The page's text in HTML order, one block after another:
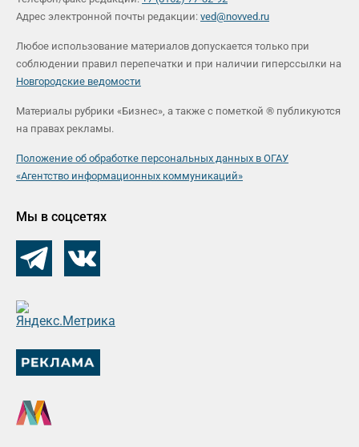
Адрес электронной почты редакции: ved@novved.ru
Любое использование материалов допускается только при
соблюдении правил перепечатки и при наличии гиперссылки на
Новгородские ведомости
Материалы рубрики «Бизнес», а также с пометкой ® публикуются
на правах рекламы.
Положение об обработке персональных данных в ОГАУ
«Агентство информационных коммуникаций»
Мы в соцсетях